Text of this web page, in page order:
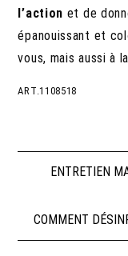
l’action et de
épanouissant et
vous, mais aussi à
ART.1108518
de
ENTRETIEN
COMMENT